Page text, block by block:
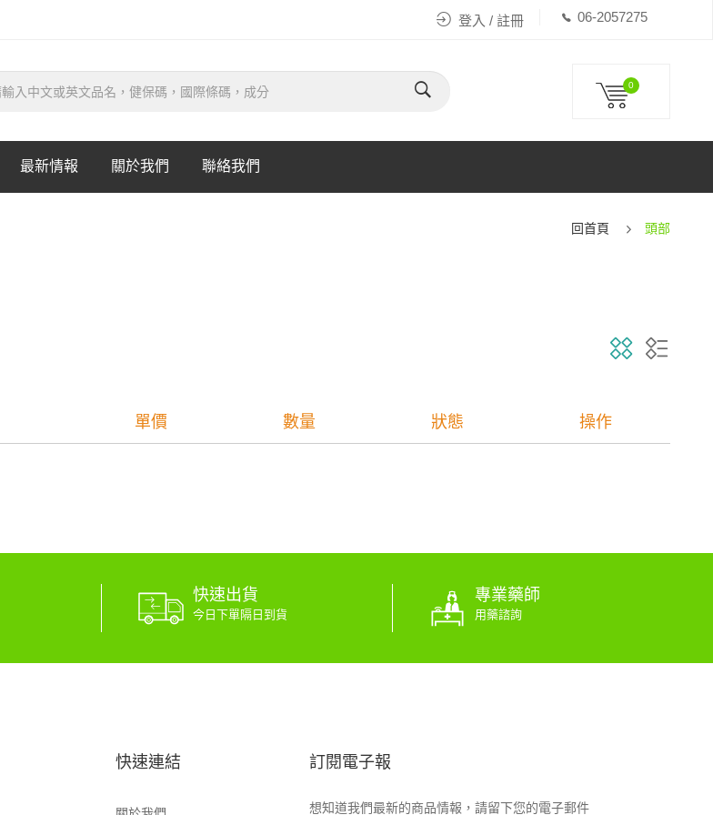
登入 / 註冊 06-2057275
0
最新情報 關於我們 聯絡我們
回首頁 頭部
單價 數量 狀態 操作
快速出貨
今日下單隔日到貨
專業藥師
用藥諮詢
快速連結 訂閱電子報
想知道我們最新的商品情報，請留下您的電子郵件